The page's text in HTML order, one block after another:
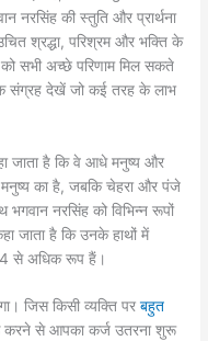
नरसिंह की स्तुति और प्रार्थना
श्रद्धा, परिश्रम और भक्ति के
सभी अच्छे परिणाम मिल सकते
संग्रह देखें जो कई तरह के लाभ
जाता है कि वे आधे मनुष्य और
का है, जबकि चेहरा और पंजे
नरसिंह को विभिन्न रूपों
जाता है कि उनके हाथों में
से अधिक रूप हैं।
जिस किसी व्यक्ति परबहुत
करने से आपका कर्ज उतरना शुरू